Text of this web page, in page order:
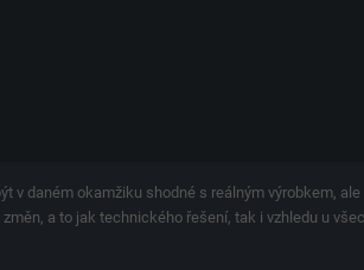
v daném okamžiku shodné s reálným výrobkem,
a to jak technického řešení, tak i vzhledu u